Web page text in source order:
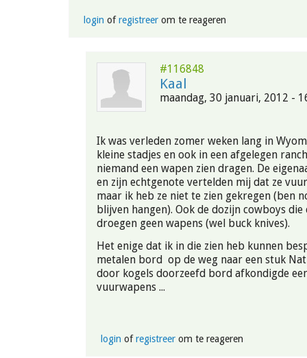
login ofregistreerom te reageren
#116848
Kaal
maandag, 30 januari, 2012 -
Ik was verleden zomer weken lang in
kleine stadjes en ook in een afgelegen
niemand een wapen zien dragen. De
en zijn echtgenote vertelden mij dat ze
maar ik heb ze niet te zien gekregen (ben
blijven hangen). Ook de dozijn cowboys
droegen geen wapens (wel buck knives).
Het enige dat ik in die zien heb kunnen
metalen bord op de weg naar een stuk
door kogels doorzeefd bord afkondigde
vuurwapens ...
login ofregistreerom te reageren